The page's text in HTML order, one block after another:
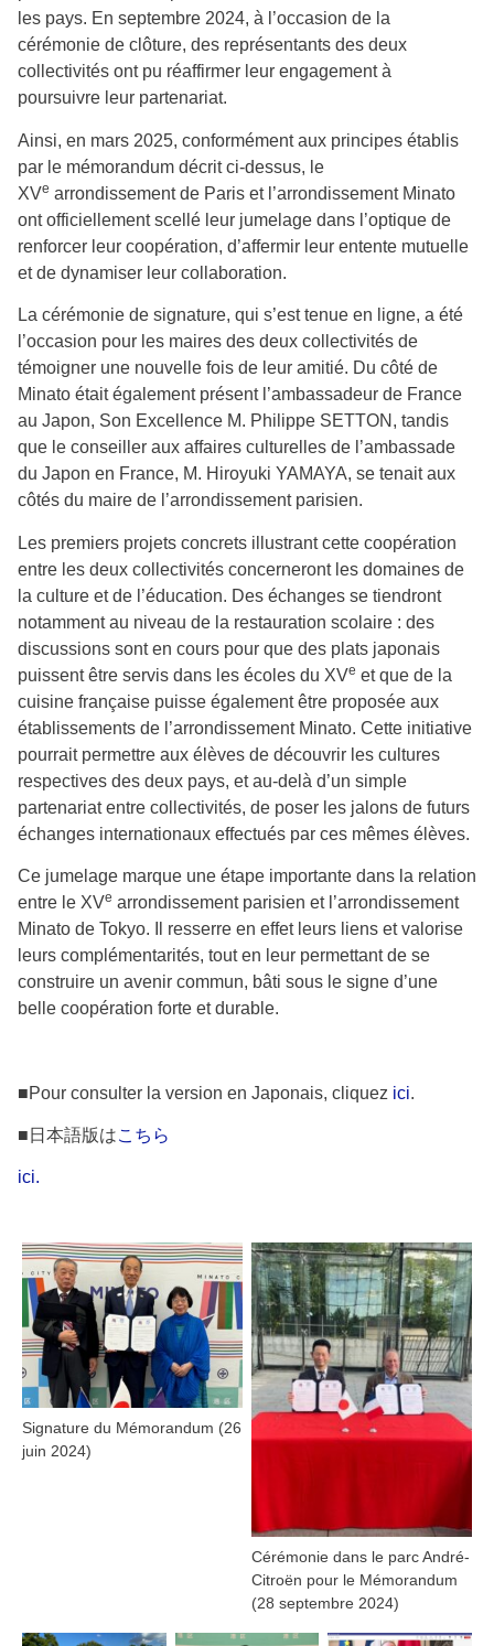
les pays. En septembre 2024, à l’occasion de la
cérémonie de clôture, des représentants des deux
collectivités ont pu réaffirmer leur engagement à
poursuivre leur partenariat.
Ainsi, en mars 2025, conformément aux principes établis
par le mémorandum décrit ci-dessus, le
XVe arrondissement de Paris et l’arrondissement Minato
ont officiellement scellé leur jumelage dans l’optique de
renforcer leur coopération, d’affermir leur entente mutuelle
et de dynamiser leur collaboration.
La cérémonie de signature, qui s’est tenue en ligne, a été
l’occasion pour les maires des deux collectivités de
témoigner une nouvelle fois de leur amitié. Du côté de
Minato était également présent l’ambassadeur de France
au Japon, Son Excellence M. Philippe SETTON, tandis
que le conseiller aux affaires culturelles de l’ambassade
du Japon en France, M. Hiroyuki YAMAYA, se tenait aux
côtés du maire de l’arrondissement parisien.
Les premiers projets concrets illustrant cette coopération
entre les deux collectivités concerneront les domaines de
la culture et de l’éducation. Des échanges se tiendront
notamment au niveau de la restauration scolaire : des
discussions sont en cours pour que des plats japonais
puissent être servis dans les écoles du XVe et que de la
cuisine française puisse également être proposée aux
établissements de l’arrondissement Minato. Cette initiative
pourrait permettre aux élèves de découvrir les cultures
respectives des deux pays, et au-delà d’un simple
partenariat entre collectivités, de poser les jalons de futurs
échanges internationaux effectués par ces mêmes élèves.
Ce jumelage marque une étape importante dans la relation
entre le XVe arrondissement parisien et l’arrondissement
Minato de Tokyo. Il resserre en effet leurs liens et valorise
leurs complémentarités, tout en leur permettant de se
construire un avenir commun, bâti sous le signe d’une
belle coopération forte et durable.
■Pour consulter la version en Japonais, cliquez ici.
■日本語版はこちら
ici.
Signature du Mémorandum (26
juin 2024)
Cérémonie dans le parc André-
Citroën pour le Mémorandum
(28 septembre 2024)